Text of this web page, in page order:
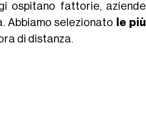
ospitano fattorie, aziende
Abbiamo selezionato
le più
di distanza.